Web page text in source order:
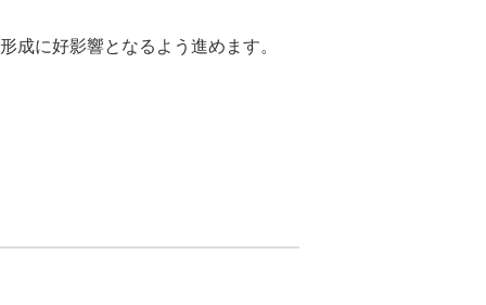
成に好影響となるよう進めます。